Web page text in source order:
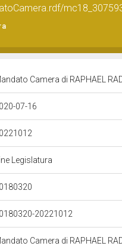
Camera di RAPHAEL
07-16
Legislatura
20221012
Camera di RAPHAEL